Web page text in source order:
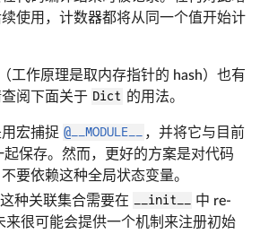
使用，计数器都将从同一个值开始计
（工作原理是取内存指针的 hash）也有
阅下面关于 Dict 的用法。
宏捕捉 @__MODULE__ ，并将它与目前
起保存。然而，更好的方案是对代码
要依赖这种全局状态变量。
这种关联集合需要在 __init__ 中 re-
来很可能会提供一个机制来注册初始